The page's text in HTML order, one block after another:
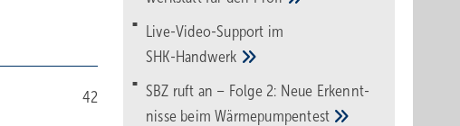
42
Live-Video-Support im
SHK-Handwerk
SBZ ruft an – Folge 2: Neue Erkennt­
nisse beimWärme­pumpen­test